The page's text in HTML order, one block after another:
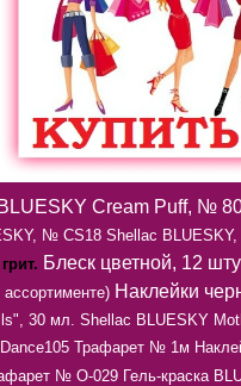
Cream Puff, №
№ CS18 Shellac
Блеск цветной, 12
Наклейки
30 мл. Shellac BLUESKY
Трафарет № 1м
№ О-029 Гель-краска